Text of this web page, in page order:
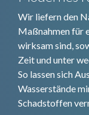
Wir liefern den
Maßnahmen für
wirksam sind,
Zeit und unter
So lassen sich
Wasserstände
Schadstoffen